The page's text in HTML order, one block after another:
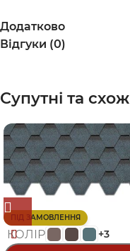
Додатково
Відгуки (0)
Супутні та
ПІД ЗАМОВЛЕННЯ
КОЛІР +3